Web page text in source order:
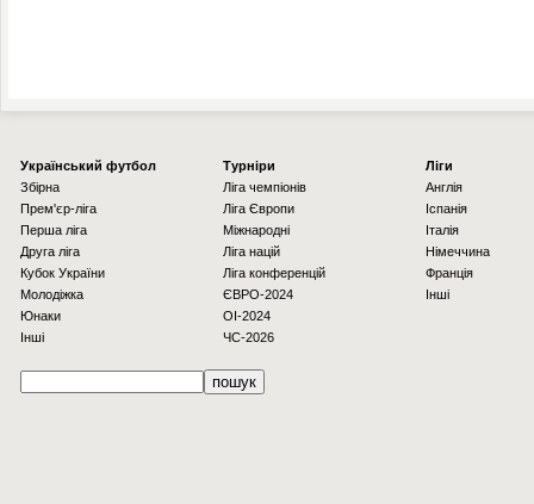
Українcький футбол
Збірна
Прем'єр-ліга
Перша ліга
Друга ліга
Кубок України
Молодіжка
Юнаки
Інші
Турніри
Ліга чемпіонів
Ліга Європи
Міжнародні
Ліга націй
Ліга конференцій
ЄВРО-2024
OI-2024
ЧС-2026
Ліги
Англія
Іспанія
Італія
Німеччина
Франція
Інші